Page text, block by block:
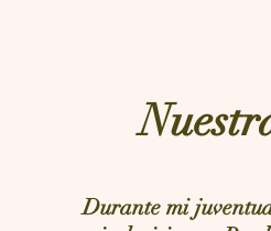
Durante mi